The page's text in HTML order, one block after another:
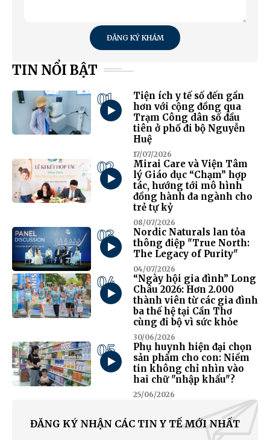
ĐĂNG KÝ KHÁM
TIN NỔI BẬT
01
Tiện ích y tế số đến gần
hơn với cộng đồng qua
Trạm Công dân số đầu
tiên ở phố đi bộ Nguyễn
Huệ
17/07/2026
02
Mirai Care và Viện Tâm
lý Giáo dục “Chạm” hợp
tác, hướng tới mô hình
đồng hành đa ngành cho
trẻ tự kỷ
08/07/2026
03
Nordic Naturals lan tỏa
thông điệp "True North:
The Legacy of Purity"
04/07/2026
04
“Ngày hội gia đình” Long
Châu 2026: Hơn 2.000
thành viên từ các gia đình
ba thế hệ tại Cần Thơ
cùng đi bộ vì sức khỏe
30/06/2026
05
Phụ huynh hiện đại chọn
sản phẩm cho con: Niềm
tin không chỉ nhìn vào
hai chữ "nhập khẩu"?
25/06/2026
ĐĂNG KÝ NHẬN CÁC TIN Y TẾ MỚI NHẤT